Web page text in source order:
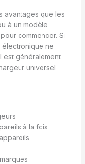
avantages que les
à un modèle
commencer. Si
électronique ne
est généralement
universel
à la fois